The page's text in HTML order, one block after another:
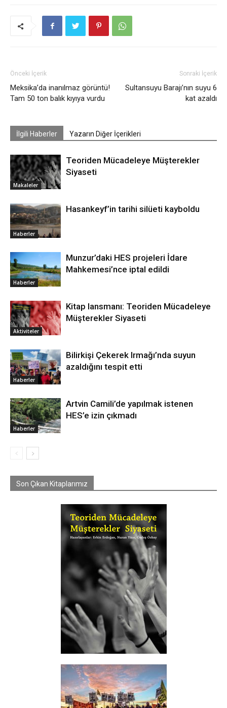
Önceki İçerik
Meksika’da inanılmaz görüntü!
Tam 50 ton balık kıyıya vurdu
Sonraki İçerik
Sultansuyu Barajı’nın suyu 6
kat azaldı
İlgili Haberler Yazarın Diğer İçerikleri
Makaleler
Teoriden Mücadeleye Müşterekler
Siyaseti
Haberler
Hasankeyf’in tarihi silüeti kayboldu
Haberler
Munzur’daki HES projeleri İdare
Mahkemesi’nce iptal edildi
Aktiviteler
Kitap lansmanı: Teoriden Mücadeleye
Müşterekler Siyaseti
Haberler
Bilirkişi Çekerek Irmağı’nda suyun
azaldığını tespit etti
Haberler
Artvin Camili’de yapılmak istenen
HES’e izin çıkmadı
Son Çıkan Kitaplarımız